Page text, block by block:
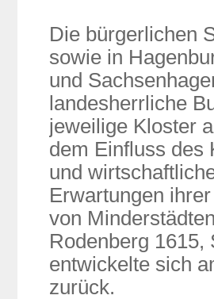
Die bürgerlichen
sowie in
und
landesherrliche
jeweilige Kloster
dem Einfluss des
und
Erwartungen
von
Rodenberg 1615,
entwickelte sich
zurück.